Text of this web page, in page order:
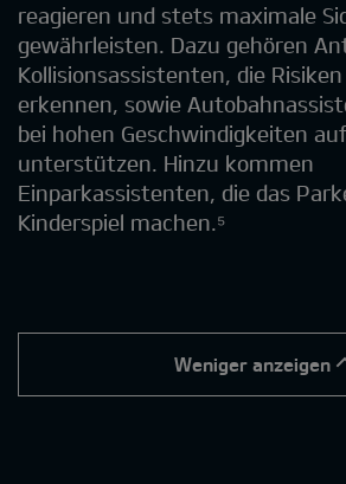
reagieren und stets maximale
gewährleisten. Dazu gehören
Kollisionsassistenten, die
erkennen, sowie
bei hohen Geschwindigkeiten
unterstützen. Hinzu kommen
Einparkassistenten, die das
Kinderspiel machen.⁵
Weniger anzeigen